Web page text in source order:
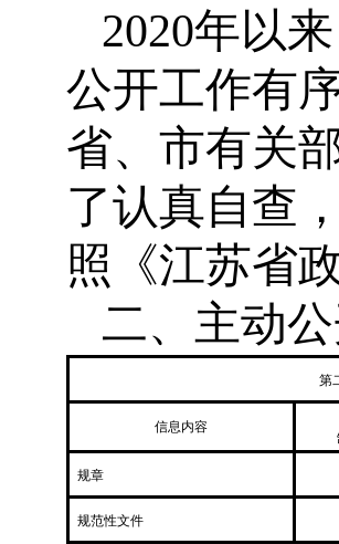
2020年以
公开工作有
省、市有关
了认真自查
照《江苏省
二、主动
第
信息内容
规章
规范性文件